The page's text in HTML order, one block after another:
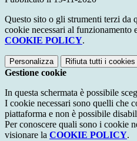
Questo sito o gli strumenti terzi da
cookie necessari al
COOKIE POLICY.
Personalizza Rifiuta tutti i cookies
Gestione cookie
In questa schermata è possibile
I cookie necessari sono quelli che
piattaforma e non è possibile
Per conoscere quali sono i cookie
visionare la COOKIE POLICY.